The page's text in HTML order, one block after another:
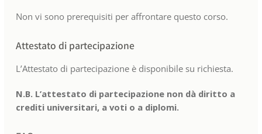
Non vi sono prerequisiti per affrontare questo corso.
Attestato di partecipazione
L’Attestato di partecipazione è disponibile su richiesta.
N.B. L’attestato di partecipazione non dà diritto a
crediti universitari, a voti o a diplomi.